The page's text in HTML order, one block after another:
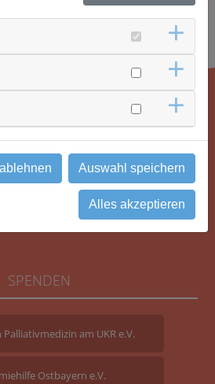
KONTAKT
Ostbayern (CCCO)
SPENDEN
am UKR e.V.
Ostbayern e.V.
Auswahl speichern
Alles akzeptieren